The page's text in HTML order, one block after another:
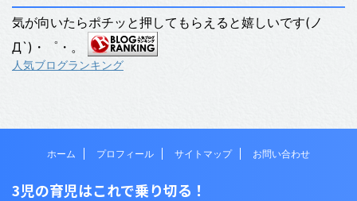
気が向いたらポチッと押してもらえると嬉しいです(ノ
Д`)・゜・。
人気ブログランキング
ホーム プロフィール サイトマップ お問い合わせ
3児の育児はこれで乗り切る！